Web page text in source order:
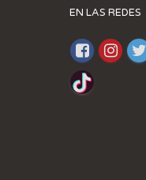
EN LAS REDES